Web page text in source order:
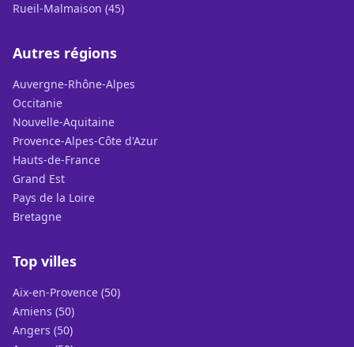
Rueil-Malmaison (45)
Autres régions
Auvergne-Rhône-Alpes
Occitanie
Nouvelle-Aquitaine
Provence-Alpes-Côte d'Azur
Hauts-de-France
Grand Est
Pays de la Loire
Bretagne
Top villes
Aix-en-Provence (50)
Amiens (50)
Angers (50)